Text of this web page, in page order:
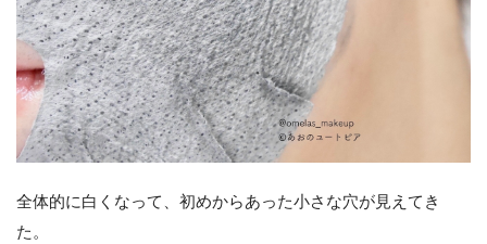
全体的に白くなって、初めからあった小さな穴が見えてき
た。